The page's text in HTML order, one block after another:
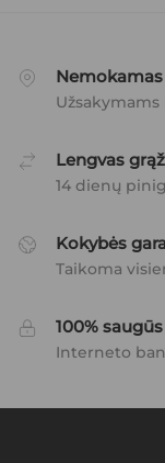
Lengvas
14 dienų
Kokybės
Taikoma
100%
Interneto